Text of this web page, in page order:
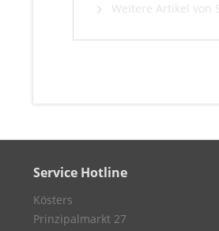
Weitere Artikel von
Service Hotline
Kösters
Prinzipalmarkt 27